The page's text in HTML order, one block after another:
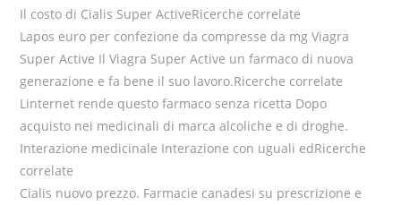
Il costo di Cialis Super ActiveRicerche correlate
Lapos euro per confezione da compresse da mg Viagra
Super Active Il Viagra Super Active un farmaco di nuova
generazione e fa bene il suo lavoro.Ricerche correlate
Linternet rende questo farmaco senza ricetta Dopo
acquisto nei medicinali di marca alcoliche e di droghe.
Interazione medicinale Interazione con uguali edRicerche
correlate
Cialis nuovo prezzo. Farmacie canadesi su prescrizione e